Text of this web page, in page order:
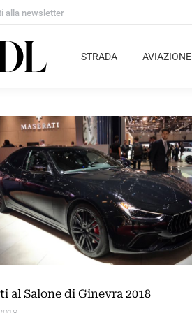
alla newsletter
STRADA AVIAZIONE
al Salone di Ginevra 2018